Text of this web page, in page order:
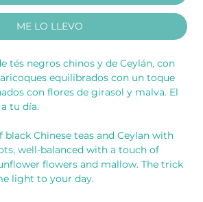
ME LO LLEVO
tés negros chinos y de Ceylán, con
equilibrados con un toque
con flores de girasol y malva. El
tu día.
black Chinese teas and Ceylan with
well-balanced with a touch of
flowers and mallow. The trick
light to your day.